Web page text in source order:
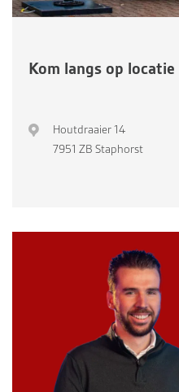
Kom langs op locatie
Houtdraaier 14
7951 ZB Staphorst